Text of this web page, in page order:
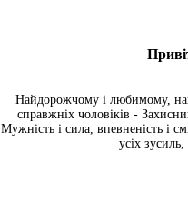
Найдорожчому і любимому,
справжніх чоловіків -
Мужність і сила, впевненість і
усіх